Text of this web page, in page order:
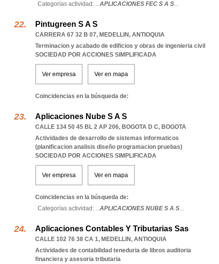
Categorías actividad: ...APLICACIONES FEC S A S...
Pintugreen S A S
CARRERA 67 32 B 07, MEDELLIN, ANTIOQUIA
Terminacion y acabado de edificios y obras de ingenieria civil
SOCIEDAD POR ACCIONES SIMPLIFICADA
Ver empresa Ver en mapa
Coincidencias en la búsqueda de:
Aplicaciones Nube S A S
CALLE 134 50 45 BL 2 AP 206, BOGOTA D C, BOGOTA
Actividades de desarrollo de sistemas informaticos
(planificacion analisis diseño programacion pruebas)
SOCIEDAD POR ACCIONES SIMPLIFICADA
Ver empresa Ver en mapa
Coincidencias en la búsqueda de:
Categorías actividad: ...APLICACIONES NUBE S A S...
Aplicaciones Contables Y Tributarias Sas
CALLE 102 76 38 CA 1, MEDELLIN, ANTIOQUIA
Actividades de contabilidad teneduria de libros auditoria
financiera y asesoria tributaria